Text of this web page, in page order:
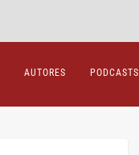
AUTORES PODCASTS